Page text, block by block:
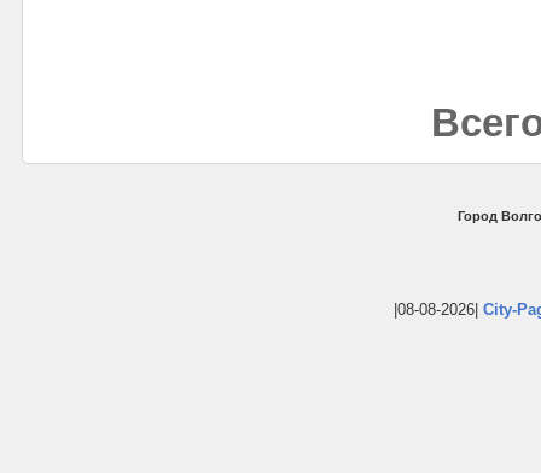
Город
|08-08-2026| City-